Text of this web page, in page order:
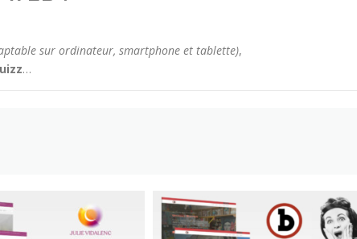
sur ordinateur, smartphone et tablette),
…